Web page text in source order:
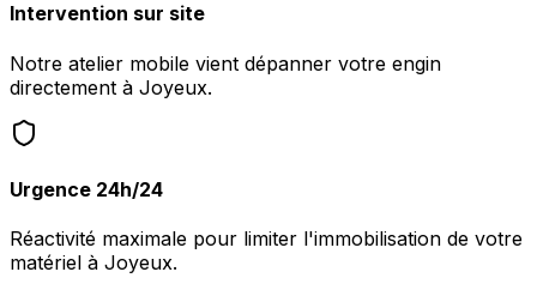
Intervention sur site
Notre atelier mobile vient dépanner votre engin
directement à Joyeux.
Urgence 24h/24
Réactivité maximale pour limiter l'immobilisation de votre
matériel à Joyeux.